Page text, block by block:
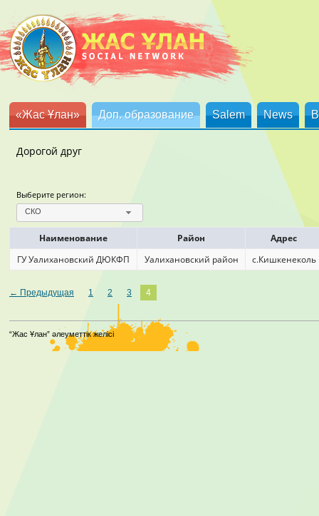
«Жас Ұлан» Доп. образование Salem News
Дорогой друг
Выберите регион:
СКО
Наименование Район
Адрес
ГУ Уалихановский ДЮКФП
Уалихановский район с.Кишкенеколь
← Предыдущая 1 2 3 4
“Жас Ұлан” әлеуметтік желісі